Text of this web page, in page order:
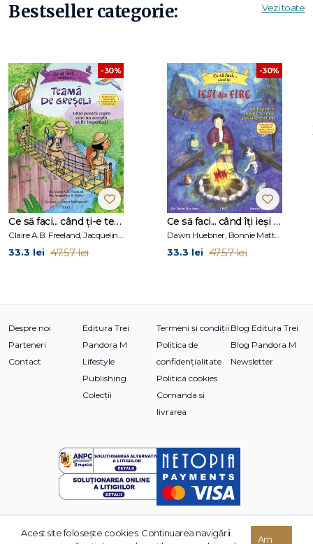
Bestseller categorie: Vezi toate
-30%
Ce să faci... când ți-e teamă de greșeli. Ghid pentru copiii care nu acceptă să fie imperfecți
Claire A.B. Freeland, Jacqueline B. Toner, Janet McDonnell
33.3 lei 47.57 lei
-30%
Ce să faci... când îţi ieşi din fire. Ghid pentru copiii care nu-şi pot stăpâni furia
Dawn Huebner, Bonnie Matthews
33.3 lei 47.57 lei
Despre noi
Parteneri
Contact
Editura Trei
Pandora M
Lifestyle
Publishing
Colecții
Termeni și condiții
Politica de
confidențialitate
Politica cookies
Comanda si
livrarea
Blog Editura Trei
Blog Pandora M
Newsletter
© 2026 Grupul Editorial TREI. Toate drepturile rezervate.
Acest site foloseşte cookies. Continuarea navigării
Am